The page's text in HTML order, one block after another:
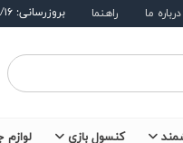
درباره ما راهنما بروزرسانی: ۱۴۰۵/۵/۱۶
کنسول بازی لوازم